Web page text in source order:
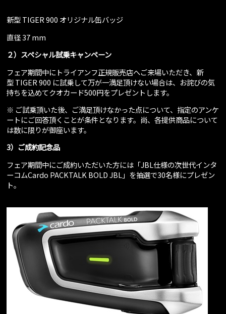
新型 TIGER 900 オリジナル缶バッジ
直径 37 mm
２）スペシャル試乗キャンペーン
フェア期間中にトライアンフ正規販売店へご来場いただき、新
型 TIGER 900 に試乗して万が一満足頂けない場合は、お詫びの気
持ちを込めてクオカード500円をプレゼントします。
※ ご試乗頂いた後、ご満足頂けなかった点について、指定のアンケ
ートにご回答頂くことが条件となります。尚、各提供商品について
は数に限りが御座います。
3）ご成約記念品
フェア期間中にご成約いただいた方には「JBL仕様の次世代インタ
ーコムCardo PACKTALK BOLD JBL」を抽選で30名様にプレゼン
ト。